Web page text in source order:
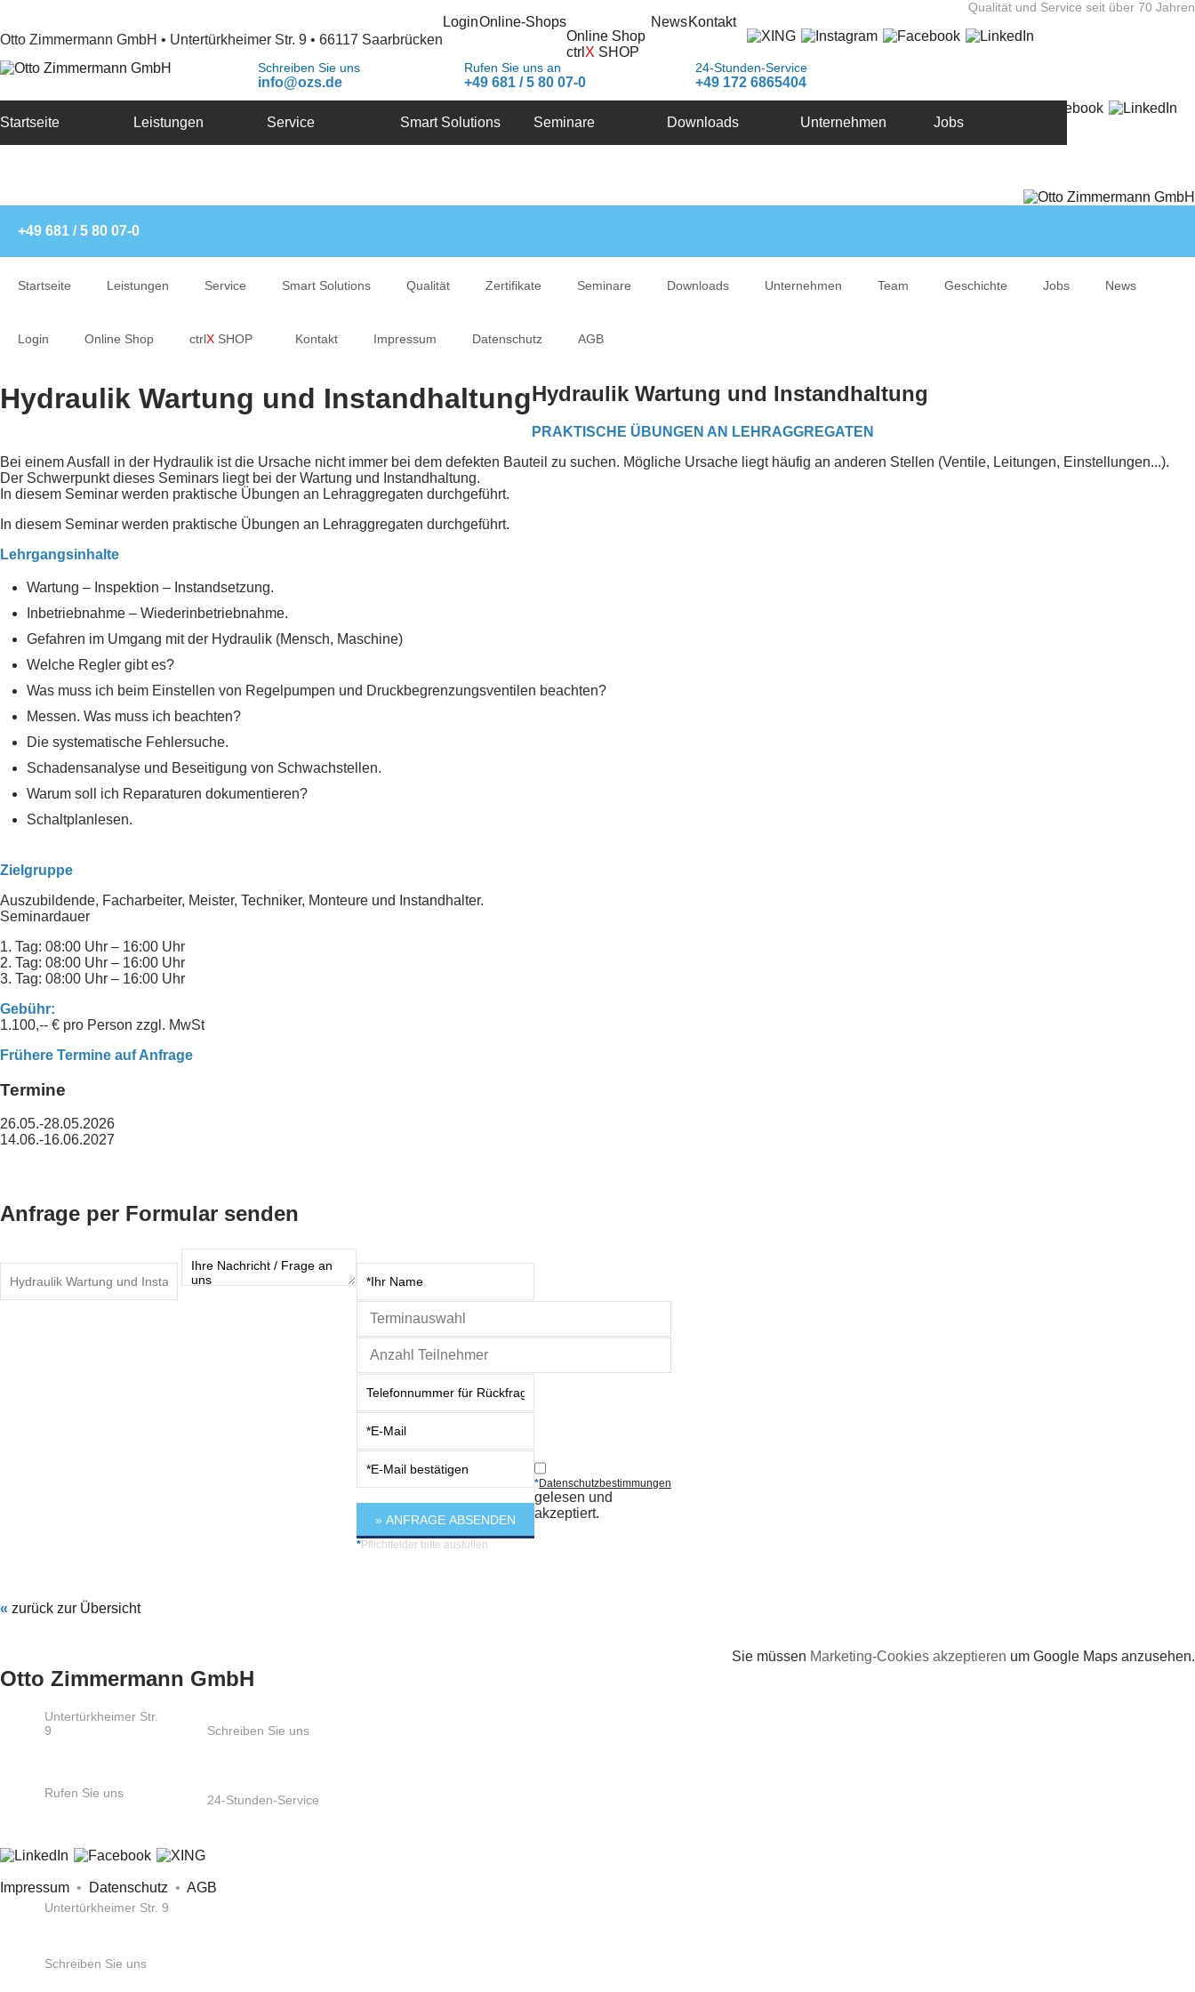
Qualität und Service seit über 70 Jahren
Otto Zimmermann GmbH • Untertürkheimer Str. 9 • 66117 Saarbrücken
LoginOnline-Shops
Online Shop
ctrl X SHOP
NewsKontakt
Schreiben Sie uns
info@ozs.de
Rufen Sie uns an
+49 681 / 5 80 07-0
24-Stunden-Service
+49 172 6865404
Startseite Leistungen Service Smart Solutions Seminare Downloads Unternehmen Jobs
+49 681 / 5 80 07-0
Startseite Leistungen Service Smart Solutions Qualität Zertifikate Seminare Downloads Unternehmen Team Geschichte Jobs News
Login Online Shop ctrlX SHOP Kontakt Impressum Datenschutz AGB
Hydraulik Wartung und InstandhaltungHydraulik Wartung und Instandhaltung
PRAKTISCHE ÜBUNGEN AN LEHRAGGREGATEN
Bei einem Ausfall in der Hydraulik ist die Ursache nicht immer bei dem defekten Bauteil zu suchen. Mögliche Ursache liegt häufig an anderen Stellen (Ventile, Leitungen, Einstellungen...).
Der Schwerpunkt dieses Seminars liegt bei der Wartung und Instandhaltung.
In diesem Seminar werden praktische Übungen an Lehraggregaten durchgeführt.
In diesem Seminar werden praktische Übungen an Lehraggregaten durchgeführt.
Lehrgangsinhalte
Wartung – Inspektion – Instandsetzung.
Inbetriebnahme – Wiederinbetriebnahme.
Gefahren im Umgang mit der Hydraulik (Mensch, Maschine)
Welche Regler gibt es?
Was muss ich beim Einstellen von Regelpumpen und Druckbegrenzungsventilen beachten?
Messen. Was muss ich beachten?
Die systematische Fehlersuche.
Schadensanalyse und Beseitigung von Schwachstellen.
Warum soll ich Reparaturen dokumentieren?
Schaltplanlesen.
Zielgruppe
Auszubildende, Facharbeiter, Meister, Techniker, Monteure und Instandhalter.
Seminardauer
1. Tag: 08:00 Uhr – 16:00 Uhr
2. Tag: 08:00 Uhr – 16:00 Uhr
3. Tag: 08:00 Uhr – 16:00 Uhr
Gebühr:
1.100,-- € pro Person zzgl. MwSt
Frühere Termine auf Anfrage
Termine
26.05.-28.05.2026
14.06.-16.06.2027
Anfrage per Formular senden
*Datenschutzbestimmungen
gelesen und
akzeptiert.
*Pflichtfelder bitte ausfüllen
« zurück zur Übersicht
Otto Zimmermann GmbH
Untertürkheimer Str.
9
Schreiben Sie uns
Rufen Sie uns 24-Stunden-Service
Impressum • Datenschutz • AGB
Untertürkheimer Str. 9
Schreiben Sie uns
Sie müssen Marketing-Cookies akzeptieren um Google Maps anzusehen.